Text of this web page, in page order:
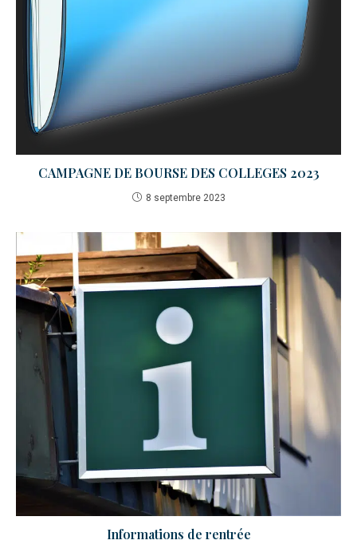
CAMPAGNE DE BOURSE DES COLLEGES 2023
8 septembre 2023
Informations de rentrée